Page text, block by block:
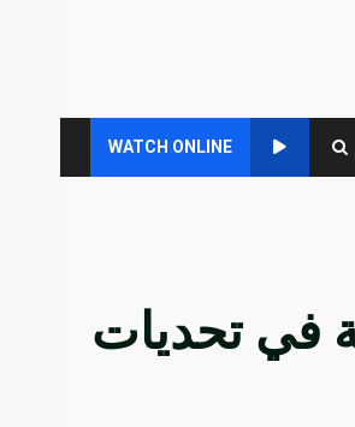
WATCH ONLINE
في تحديات